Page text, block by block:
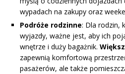
wypadach na zakupy oraz
Podróże rodzinne: Dla rodzin,
wyjazdy, ważne jest, aby ich
wnętrze i duży bagażnik.
zapewnią komfortową
pasażerów, ale także